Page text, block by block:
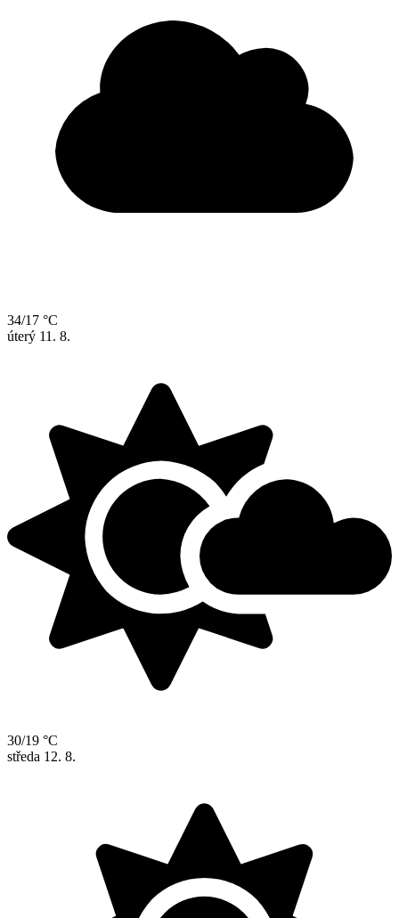
34/17 °C
úterý 11. 8.
30/19 °C
středa 12. 8.